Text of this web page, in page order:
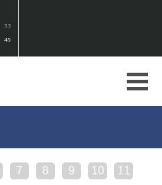
33
49
7 8 9 10
11